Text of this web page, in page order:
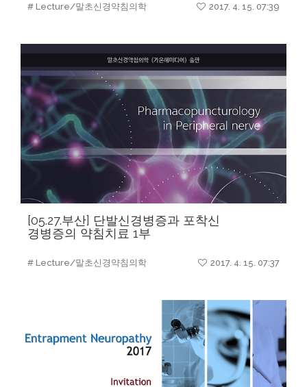
# Lecture/말초신경약침의학 2017. 4. 15. 07:39
[05.27.부산] 단발신경병증과 포착신
경병증의 약침치료 1부
# Lecture/말초신경약침의학 2017. 4. 15. 07:37